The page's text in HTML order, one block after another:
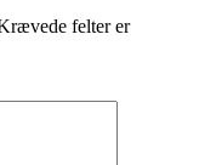
felter er